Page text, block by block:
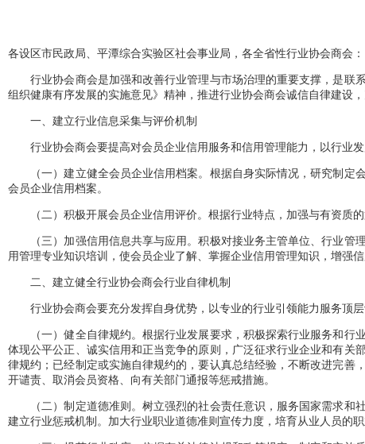
各设区市民政局、平潭综合实验区社会事业局，各全省性行业协会商会：
行业协会商会是加强和改善行业管理与市场治理的重要支撑，是联
组织健康有序发展的实施意见》精神，推进行业协会商会诚信自律建设
一、建立行业信息采集与评价机制
行业协会商会要提高对会员企业信用服务和信用管理能力，以行业发
（一）建立健全会员企业信用档案。根据自身实际情况，研究制定
会员企业信用档案。
（二）积极开展会员企业信用评价。根据行业特点，加强与有资质的
（三）加强信用信息共享与应用。积极对接业务主管单位、行业管
用管理专业知识培训，使会员企业了解、掌握企业信用管理知识，增强信
二、建立健全行业协会商会行业自律机制
行业协会商会要充分发挥自身优势，以专业的行业引领能力服务顶层
（一）健全自律规约。根据行业发展要求，积极探索行业服务和行
体现公平公正、诚实信用和正当竞争的原则，广泛征求行业企业和有关
律规约；已经制定或实施自律规约的，要认真总结经验，不断改进完
开谴责、取消会员资格、向有关部门通报等惩戒措施。
（二）制定道德准则。树立强烈的社会责任意识，服务国家需求和
建立行业惩戒机制。加大行业职业道德准则宣传力度，培育从业人员的